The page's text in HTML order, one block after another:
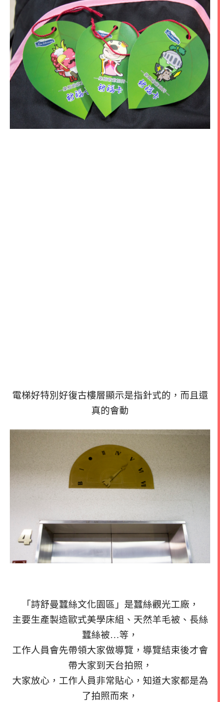
電梯好特別 好復古樓層顯示是指針式的，而且還
真的會動
「詩舒曼蠶絲文化園區」是蠶絲觀光工廠，
主要生產製造歐式美學床組、天然羊毛被、長絲
蠶絲被…等，
工作人員會先帶領大家做導覽，導覽結束後才會
帶大家到天台拍照，
大家放心，工作人員非常貼心，知道大家都是為
了拍照而來，